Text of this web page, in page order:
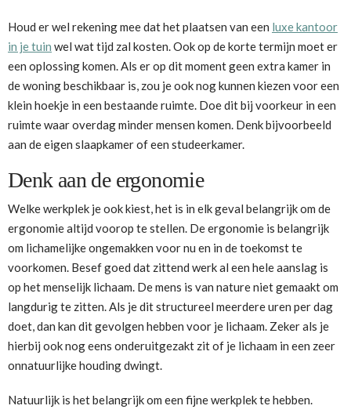
Houd er wel rekening mee dat het plaatsen van een luxe kantoor
in je tuin wel wat tijd zal kosten. Ook op de korte termijn moet er
een oplossing komen. Als er op dit moment geen extra kamer in
de woning beschikbaar is, zou je ook nog kunnen kiezen voor een
klein hoekje in een bestaande ruimte. Doe dit bij voorkeur in een
ruimte waar overdag minder mensen komen. Denk bijvoorbeeld
aan de eigen slaapkamer of een studeerkamer.
Denk aan de ergonomie
Welke werkplek je ook kiest, het is in elk geval belangrijk om de
ergonomie altijd voorop te stellen. De ergonomie is belangrijk
om lichamelijke ongemakken voor nu en in de toekomst te
voorkomen. Besef goed dat zittend werk al een hele aanslag is
op het menselijk lichaam. De mens is van nature niet gemaakt om
langdurig te zitten. Als je dit structureel meerdere uren per dag
doet, dan kan dit gevolgen hebben voor je lichaam. Zeker als je
hierbij ook nog eens onderuitgezakt zit of je lichaam in een zeer
onnatuurlijke houding dwingt.
Natuurlijk is het belangrijk om een fijne werkplek te hebben.